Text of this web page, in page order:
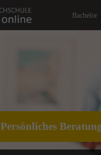
Bachelor
Persönliches